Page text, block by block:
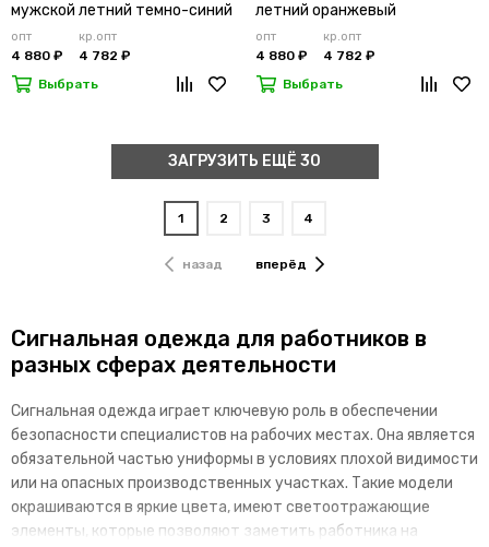
мужской летний темно-синий
опт
4 880 ₽
кр.опт
4 782 ₽
Выбрать
летний оранжевый
опт
4 880 ₽
кр.опт
4 782 ₽
Выбрать
ЗАГРУЗИТЬ ЕЩЁ 30
назад
1 2 3 4
вперёд
Сигнальная одежда для работников в
разных сферах деятельности
Сигнальная одежда играет ключевую роль в обеспечении
безопасности специалистов на рабочих местах. Она является
обязательной частью униформы в условиях плохой видимости
или на опасных производственных участках. Такие модели
окрашиваются в яркие цвета, имеют светоотражающие
элементы, которые позволяют заметить работника на